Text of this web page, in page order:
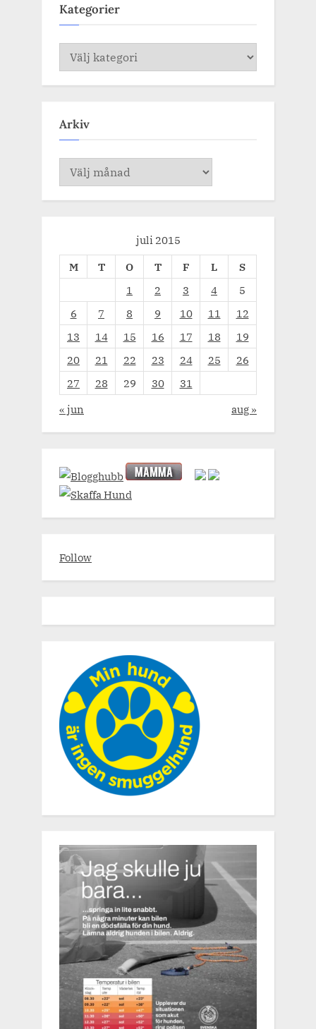
Kategorier
Kategorier
Arkiv
Arkiv
juli 2015
M
T O T F L
S
1
2 3 4
5
6
7 8 9 10 11
12
13
14 15 16 17 18
19
20
21 22 23 24 25
26
27
28 29 30
31
« jun
aug »
Follow